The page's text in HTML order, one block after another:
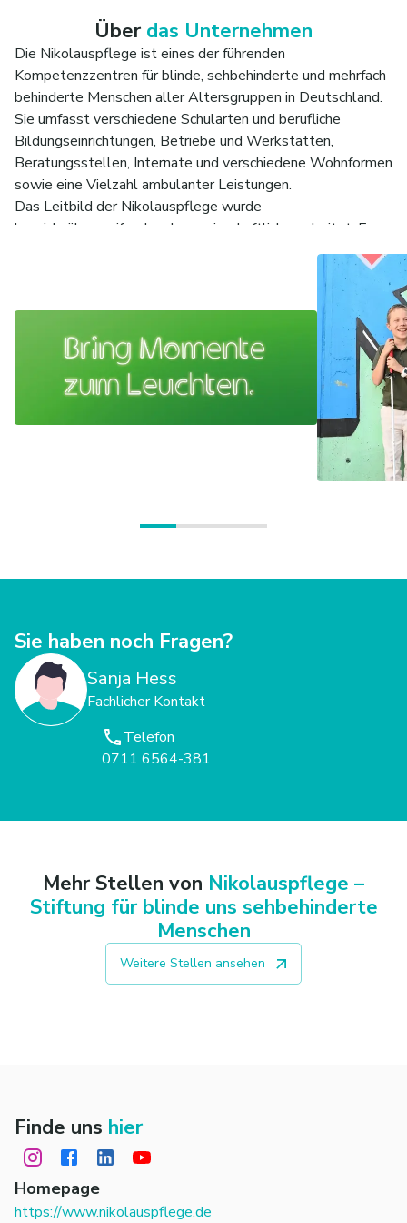
Über das Unternehmen
Die Nikolauspflege ist eines der führenden
Kompetenzzentren für blinde, sehbehinderte und mehrfach
behinderte Menschen aller Altersgruppen in Deutschland.
Sie umfasst verschiedene Schularten und berufliche
Bildungseinrichtungen, Betriebe und Werkstätten,
Beratungsstellen, Internate und verschiedene Wohnformen
sowie eine Vielzahl ambulanter Leistungen.
Das Leitbild der Nikolauspflege wurde
bereichsübergreifend und gemeinschaftlich erarbeitet. Es
benennt die Grundwerte der Stiftung und zeigt unser
Leitmotiv „Den Menschen sehen.“ beschreibt die Haltung,
mit der wir unsere gemeinsame Aufgabe erfüllen.
Sie haben noch Fragen?
Sanja Hess
Fachlicher Kontakt
Telefon
0711 6564-381
Mehr Stellen von Nikolauspflege –
Stiftung für blinde uns sehbehinderte
Menschen
Weitere Stellen ansehen
Finde uns hier
Homepage
https://www.nikolauspflege.de